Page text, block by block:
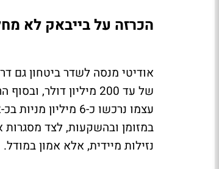
הכרזה על בייבאק לא
אודיטי מנסה לשדר ביטחון גם
נזילות מיידית, אלא אמון במודל.